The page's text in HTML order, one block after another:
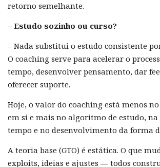
retorno semelhante.
– Estudo sozinho ou curso?
– Nada substitui o estudo consistente
O coaching serve para acelerar o
tempo, desenvolver pensamento, dar
oferecer suporte.
Hoje, o valor do coaching está menos
em si e mais no algoritmo de estudo, na
tempo e no desenvolvimento da forma
A teoria base (GTO) é estática. O que
exploits, ideias e ajustes — todos